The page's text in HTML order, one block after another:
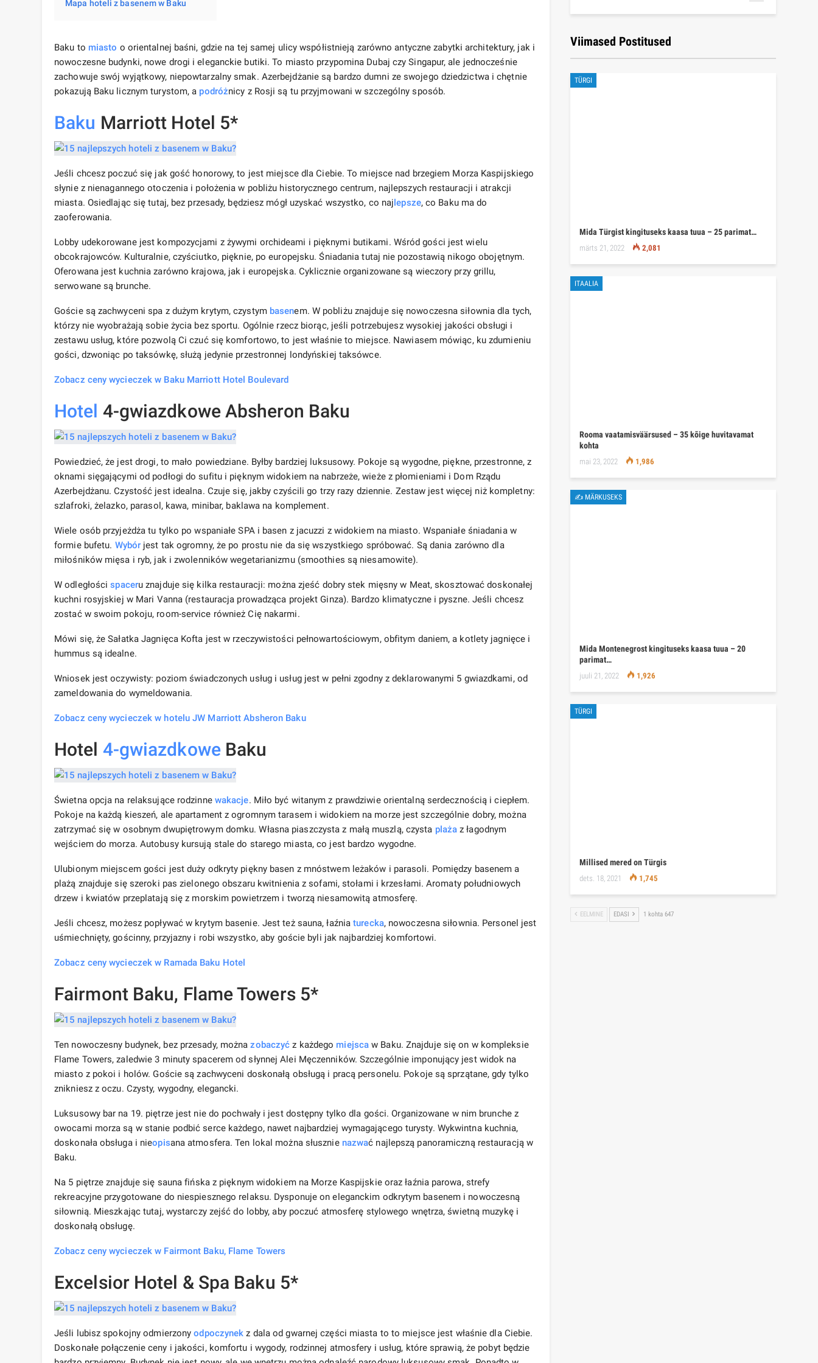
Mapa hoteli z basenem w Baku
Baku to miasto o orientalnej baśni, gdzie na tej samej ulicy współistnieją zarówno antyczne zabytki architektury, jak i
nowoczesne budynki, nowe drogi i eleganckie butiki. To miasto przypomina Dubaj czy Singapur, ale jednocześnie
zachowuje swój wyjątkowy, niepowtarzalny smak. Azerbejdżanie są bardzo dumni ze swojego dziedzictwa i chętnie
pokazują Baku licznym turystom, a podróżnicy z Rosji są tu przyjmowani w szczególny sposób.
Baku Marriott Hotel 5*
Jeśli chcesz poczuć się jak gość honorowy, to jest miejsce dla Ciebie. To miejsce nad brzegiem Morza Kaspijskiego
słynie z nienagannego otoczenia i położenia w pobliżu historycznego centrum, najlepszych restauracji i atrakcji
miasta. Osiedlając się tutaj, bez przesady, będziesz mógł uzyskać wszystko, co najlepsze, co Baku ma do
zaoferowania.
Lobby udekorowane jest kompozycjami z żywymi orchideami i pięknymi butikami. Wśród gości jest wielu
obcokrajowców. Kulturalnie, czyściutko, pięknie, po europejsku. Śniadania tutaj nie pozostawią nikogo obojętnym.
Oferowana jest kuchnia zarówno krajowa, jak i europejska. Cyklicznie organizowane są wieczory przy grillu,
serwowane są brunche.
Goście są zachwyceni spa z dużym krytym, czystym basenem. W pobliżu znajduje się nowoczesna siłownia dla tych,
którzy nie wyobrażają sobie życia bez sportu. Ogólnie rzecz biorąc, jeśli potrzebujesz wysokiej jakości obsługi i
zestawu usług, które pozwolą Ci czuć się komfortowo, to jest właśnie to miejsce. Nawiasem mówiąc, ku zdumieniu
gości, dzwoniąc po taksówkę, służą jedynie przestronnej londyńskiej taksówce.
Zobacz ceny wycieczek w Baku Marriott Hotel Boulevard
Hotel 4-gwiazdkowe Absheron Baku
Powiedzieć, że jest drogi, to mało powiedziane. Byłby bardziej luksusowy. Pokoje są wygodne, piękne, przestronne, z
oknami sięgającymi od podłogi do sufitu i pięknym widokiem na nabrzeże, wieże z płomieniami i Dom Rządu
Azerbejdżanu. Czystość jest idealna. Czuje się, jakby czyścili go trzy razy dziennie. Zestaw jest więcej niż kompletny:
szlafroki, żelazko, parasol, kawa, minibar, baklawa na komplement.
Wiele osób przyjeżdża tu tylko po wspaniałe SPA i basen z jacuzzi z widokiem na miasto. Wspaniałe śniadania w
formie bufetu. Wybór jest tak ogromny, że po prostu nie da się wszystkiego spróbować. Są dania zarówno dla
miłośników mięsa i ryb, jak i zwolenników wegetarianizmu (smoothies są niesamowite).
W odległościspaceru znajduje się kilka restauracji: można zjeść dobry stek mięsny w Meat, skosztować doskonałej
kuchni rosyjskiej w Mari Vanna (restauracja prowadząca projekt Ginza). Bardzo klimatyczne i pyszne. Jeśli chcesz
zostać w swoim pokoju, room-service również Cię nakarmi.
Mówi się, że Sałatka Jagnięca Kofta jest w rzeczywistości pełnowartościowym, obfitym daniem, a kotlety jagnięce i
hummus są idealne.
Wniosek jest oczywisty: poziom świadczonych usług i usług jest w pełni zgodny z deklarowanymi 5 gwiazdkami, od
zameldowania do wymeldowania.
Zobacz ceny wycieczek w hotelu JW Marriott Absheron Baku
Hotel 4-gwiazdkoweBaku
Świetna opcja na relaksujące rodzinne wakacje. Miło być witanym z prawdziwie orientalną serdecznością i ciepłem.
Pokoje na każdą kieszeń, ale apartament z ogromnym tarasem i widokiem na morze jest szczególnie dobry, można
zatrzymać się w osobnym dwupiętrowym domku. Własna piaszczysta z małą muszlą, czysta plaża z łagodnym
wejściem do morza. Autobusy kursują stale do starego miasta, co jest bardzo wygodne.
Ulubionym miejscem gości jest duży odkryty piękny basen z mnóstwem leżaków i parasoli. Pomiędzy basenem a
plażą znajduje się szeroki pas zielonego obszaru kwitnienia z sofami, stołami i krzesłami. Aromaty południowych
drzew i kwiatów przeplatają się z morskim powietrzem i tworzą niesamowitą atmosferę.
Jeśli chcesz, możesz popływać w krytym basenie. Jest też sauna, łaźniaturecka, nowoczesna siłownia. Personel jest
uśmiechnięty, gościnny, przyjazny i robi wszystko, aby goście byli jak najbardziej komfortowi.
Zobacz ceny wycieczek w Ramada Baku Hotel
Fairmont Baku, Flame Towers 5*
Ten nowoczesny budynek, bez przesady, możnazobaczyć z każdego miejsca w Baku. Znajduje się on w kompleksie
Flame Towers, zaledwie 3 minuty spacerem od słynnej Alei Męczenników. Szczególnie imponujący jest widok na
miasto z pokoi i holów. Goście są zachwyceni doskonałą obsługą i pracą personelu. Pokoje są sprzątane, gdy tylko
znikniesz z oczu. Czysty, wygodny, elegancki.
Luksusowy bar na 19. piętrze jest nie do pochwały i jest dostępny tylko dla gości. Organizowane w nim brunche z
owocami morza są w stanie podbić serce każdego, nawet najbardziej wymagającego turysty. Wykwintna kuchnia,
doskonała obsługa i nieopisana atmosfera. Ten lokal można słusznie nazwać najlepszą panoramiczną restauracją w
Baku.
Na 5 piętrze znajduje się sauna fińska z pięknym widokiem na Morze Kaspijskie oraz łaźnia parowa, strefy
rekreacyjne przygotowane do niespiesznego relaksu. Dysponuje on eleganckim odkrytym basenem i nowoczesną
siłownią. Mieszkając tutaj, wystarczy zejść do lobby, aby poczuć atmosferę stylowego wnętrza, świetną muzykę i
doskonałą obsługę.
Zobacz ceny wycieczek w Fairmont Baku, Flame Towers
Excelsior Hotel & Spa Baku 5*
Jeśli lubisz spokojny odmierzonyodpoczynek z dala od gwarnej części miasta to to miejsce jest właśnie dla Ciebie.
Doskonałe połączenie ceny i jakości, komfortu i wygody, rodzinnej atmosfery i usług, które sprawią, że pobyt będzie
Viimased Postitused
TÜRGI
Mida Türgist kingituseks kaasa tuua – 25 parimat…
märts 21, 2022 2,081
ITAALIA
Rooma vaatamisväärsused – 35 kõige huvitavamat
kohta
mai 23, 2022 1,986
✍ MÄRKUSEKS
Mida Montenegrost kingituseks kaasa tuua – 20
parimat…
juuli 21, 2022 1,926
TÜRGI
Millised mered on Türgis
dets. 18, 2021 1,745
EELMINE EDASI 1 kohta 647